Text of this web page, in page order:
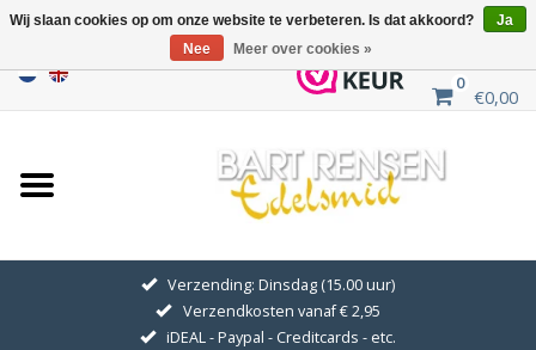
0
€0,00
Home
Uitverkoop
GOUDEN SYMBOLEN
Verzending: Dinsdag (15.00 uur)
Verzendkosten vanaf € 2,95
iDEAL - Paypal - Creditcards - etc.
Wij slaan cookies op om onze website te verbeteren. Is dat akkoord?
Ja
Nee
Meer over cookies »